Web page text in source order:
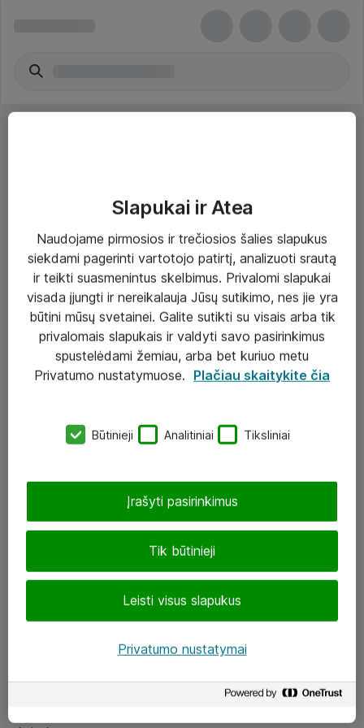
Paslaugos
Sprendimai
Įgyvendinti projektai
Atea ekspertų patarimai verslui
eShop@atea.lt
LinkedIn
Slapukai ir Atea
Naudojame pirmosios ir trečiosios šalies slapukus
siekdami pagerinti vartotojo patirtį, analizuoti srautą
ir teikti suasmenintus skelbimus. Privalomi slapukai
visada įjungti ir nereikalauja Jūsų sutikimo, nes jie yra
būtini mūsų svetainei. Galite sutikti su visais arba tik
privalomais slapukais ir valdyti savo pasirinkimus
spustelėdami žemiau, arba bet kuriuo metu
Privatumo nustatymuose. Plačiau skaitykite čia
Būtinieji Analitiniai Tiksliniai
Tik būtinieji
Leisti visus slapukus
Įrašyti pasirinkimus
Privatumo nustatymai